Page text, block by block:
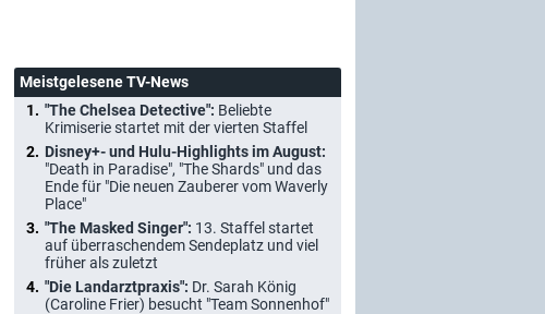
Meistgelesene TV-News
"The Chelsea Detective": Beliebte
Krimiserie startet mit der vierten Staffel
Disney+- und Hulu-Highlights im August:
"Death in Paradise", "The Shards" und das
Ende für "Die neuen Zauberer vom Waverly
Place"
"The Masked Singer": 13. Staffel startet
auf überraschendem Sendeplatz und viel
früher als zuletzt
"Die Landarztpraxis": Dr. Sarah König
(Caroline Frier) besucht "Team Sonnenhof"